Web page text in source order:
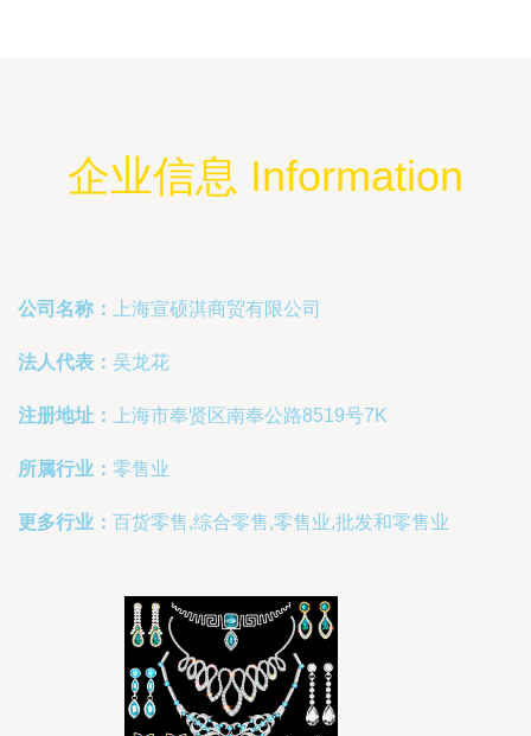
企业信息 Information
公司名称： 上海宣硕淇商贸有限公司
法人代表： 吴龙花
注册地址： 上海市奉贤区南奉公路8519号7K
所属行业： 零售业
更多行业： 百货零售,综合零售,零售业,批发和零售业